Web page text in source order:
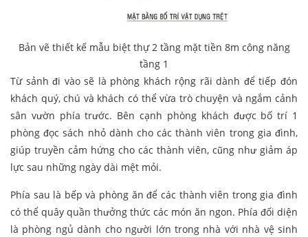
Bản vẽ thiết kế mẫu biệt thự 2 tầng mặt tiền 8m công năng
tầng 1
Từ sảnh đi vào sẽ là phòng khách rộng rãi dành để tiếp đón
khách quý, chú và khách có thể vừa trò chuyện và ngắm cảnh
sân vườn phía trước. Bên cạnh phòng khách được bố trí 1
phòng đọc sách nhỏ dành cho các thành viên trong gia đình,
giúp truyền cảm hứng cho các thành viên, cũng như giảm áp
lực sau những ngày dài mệt mỏi.
Phía sau là bếp và phòng ăn để các thành viên trong gia đình
có thể quây quần thưởng thức các món ăn ngon. Phía đối diện
là phòng ngủ dành cho người lớn trong nhà với nhà vệ sinh